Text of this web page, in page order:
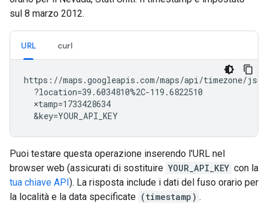
sul 8 marzo 2012.
URL curl
https://maps.googleapis.com/maps/api/timezone/json
  ?location=39.6034810%2C-119.6822510
  ×tamp=1733428634
  &key=YOUR_API_KEY
Puoi testare questa operazione inserendo l'URL nel
browser web (assicurati di sostituire YOUR_API_KEY con la
tua chiave API). La risposta include i dati del fuso orario per
la località e la data specificate (timestamp) .